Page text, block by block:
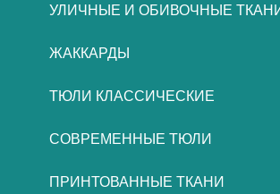
УЛИЧНЫЕ И ОБИВОЧНЫЕ
ЖАККАРДЫ
ТЮЛИ КЛАССИЧЕСКИЕ
СОВРЕМЕННЫЕ ТЮЛИ
ПРИНТОВАННЫЕ ТКАНИ